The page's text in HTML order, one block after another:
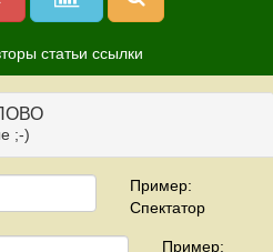
статьи ссылки
;-)
Пример:
Спектатор
Пример: